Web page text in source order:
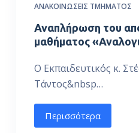
ΑΝΑΚΟΙΝΏΣΕΙΣ ΤΜΉΜΑΤΟΣ
Αναπλήρωση του
μαθήματος
Ο Εκπαιδευτικός κ.
Τάντος&nbsp…
Περισσότερα